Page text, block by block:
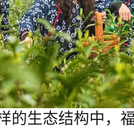
的生态结构中，